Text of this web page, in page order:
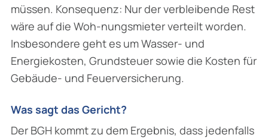
müssen. Konsequenz: Nur der verbleibende Rest
wäre auf die Woh-nungsmieter verteilt worden.
Insbesondere geht es um Wasser- und
Energiekosten, Grundsteuer sowie die Kosten für
Gebäude- und Feuerversicherung.
Was sagt das Gericht?
Der BGH kommt zu dem Ergebnis, dass jedenfalls